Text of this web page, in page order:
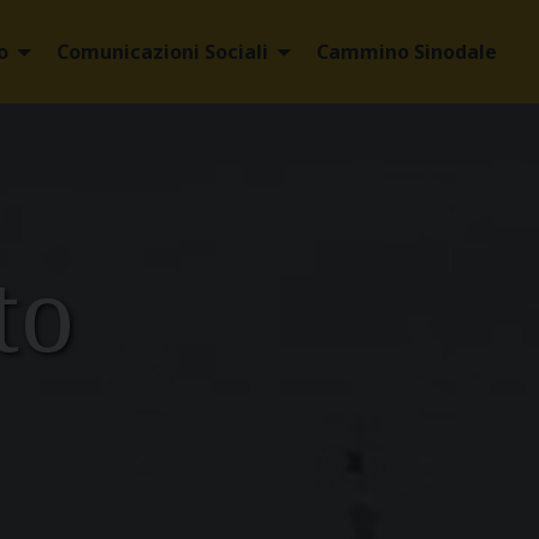
Comunicazioni Sociali Cammino Sinodale